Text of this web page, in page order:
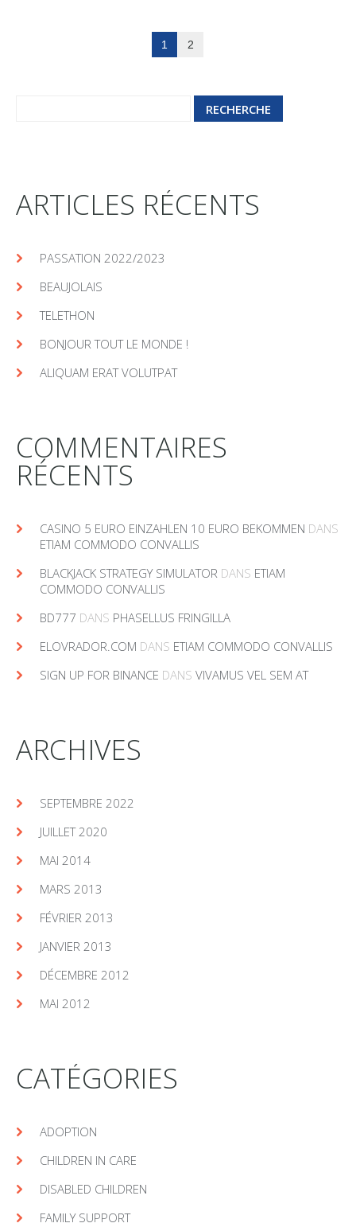
1 2
ARTICLES RÉCENTS
PASSATION 2022/2023
BEAUJOLAIS
TELETHON
BONJOUR TOUT LE MONDE !
ALIQUAM ERAT VOLUTPAT
COMMENTAIRES
RÉCENTS
CASINO 5 EURO EINZAHLEN 10 EURO BEKOMMEN DANS
ETIAM COMMODO CONVALLIS
BLACKJACK STRATEGY SIMULATOR DANS ETIAM
COMMODO CONVALLIS
BD777 DANS PHASELLUS FRINGILLA
ELOVRADOR.COM DANS ETIAM COMMODO CONVALLIS
SIGN UP FOR BINANCE DANS VIVAMUS VEL SEM AT
ARCHIVES
SEPTEMBRE 2022
JUILLET 2020
MAI 2014
MARS 2013
FÉVRIER 2013
JANVIER 2013
DÉCEMBRE 2012
MAI 2012
CATÉGORIES
ADOPTION
CHILDREN IN CARE
DISABLED CHILDREN
FAMILY SUPPORT